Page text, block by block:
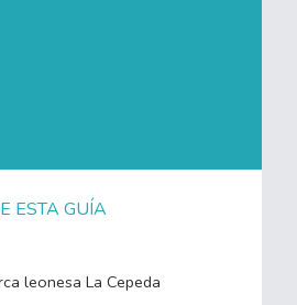
ESTA GUÍA
leonesa La Cepeda